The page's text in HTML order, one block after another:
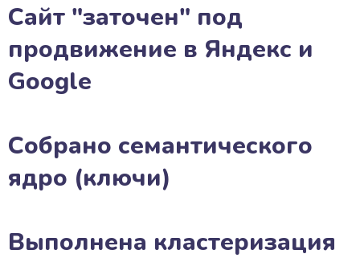
Сайт "заточен" под
продвижение в Яндекс и
Google
Собрано семантического
ядро (ключи)
Выполнена кластеризация